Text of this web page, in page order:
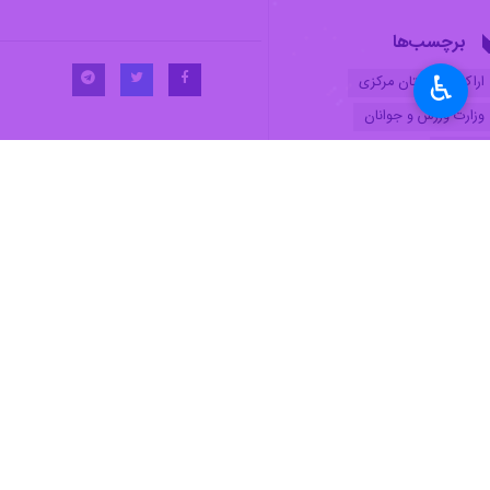
برچسب‌ها
اراک
استان مرکزی
وزارت ورزش و جوانان
♿︎